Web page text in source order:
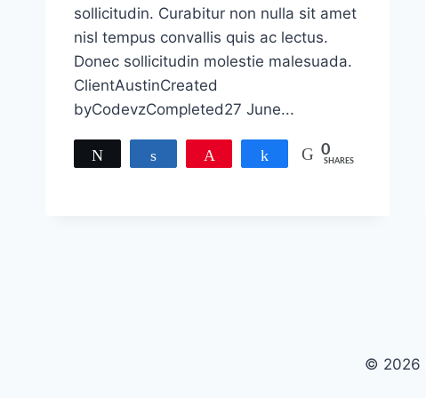
sollicitudin. Curabitur non nulla sit amet
nisl tempus convallis quis ac lectus.
Donec sollicitudin molestie malesuada.
ClientAustinCreated
byCodevzCompleted27 June...
Share 0
SHARES
© 2026